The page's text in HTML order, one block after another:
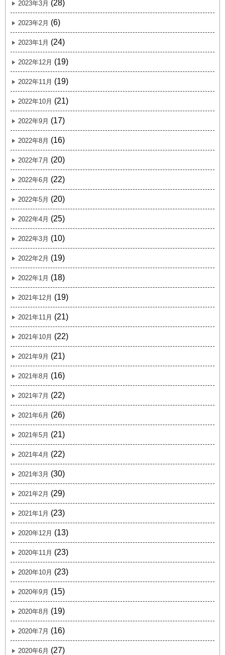
2023年3月 (28)
2023年2月 (6)
2023年1月 (24)
2022年12月 (19)
2022年11月 (19)
2022年10月 (21)
2022年9月 (17)
2022年8月 (16)
2022年7月 (20)
2022年6月 (22)
2022年5月 (20)
2022年4月 (25)
2022年3月 (10)
2022年2月 (19)
2022年1月 (18)
2021年12月 (19)
2021年11月 (21)
2021年10月 (22)
2021年9月 (21)
2021年8月 (16)
2021年7月 (22)
2021年6月 (26)
2021年5月 (21)
2021年4月 (22)
2021年3月 (30)
2021年2月 (29)
2021年1月 (23)
2020年12月 (13)
2020年11月 (23)
2020年10月 (23)
2020年9月 (15)
2020年8月 (19)
2020年7月 (16)
2020年6月 (27)